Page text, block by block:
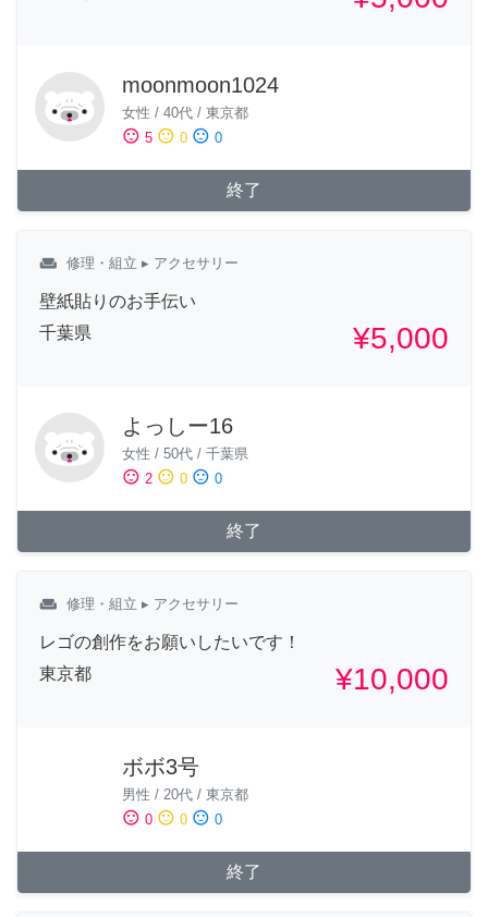
moonmoon1024
女性 / 40代 / 東京都
sentiment_satisfied 5 sentiment_neutral 0 sentiment_dissatisfied 0
終了
weekend 修理・組立 ▸ アクセサリー
壁紙貼りのお手伝い
千葉県
¥5,000
よっしー16
女性 / 50代 / 千葉県
sentiment_satisfied 2 sentiment_neutral 0 sentiment_dissatisfied 0
終了
weekend 修理・組立 ▸ アクセサリー
レゴの創作をお願いしたいです！
東京都
¥10,000
ボボ3号
男性 / 20代 / 東京都
sentiment_satisfied 0 sentiment_neutral 0 sentiment_dissatisfied 0
終了